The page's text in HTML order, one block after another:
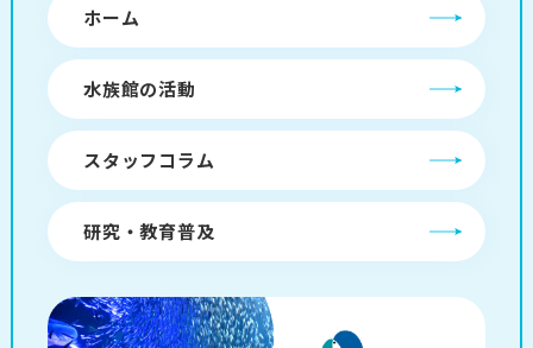
ホーム
水族館の活動
スタッフコラム
研究・教育普及